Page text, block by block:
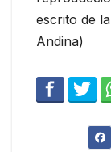
escrito de
Andina)